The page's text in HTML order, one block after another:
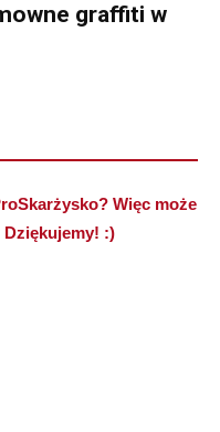
graffiti w
Więc może
:)